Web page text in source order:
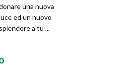
una nuova
ed un nuovo
splendore a tu ...